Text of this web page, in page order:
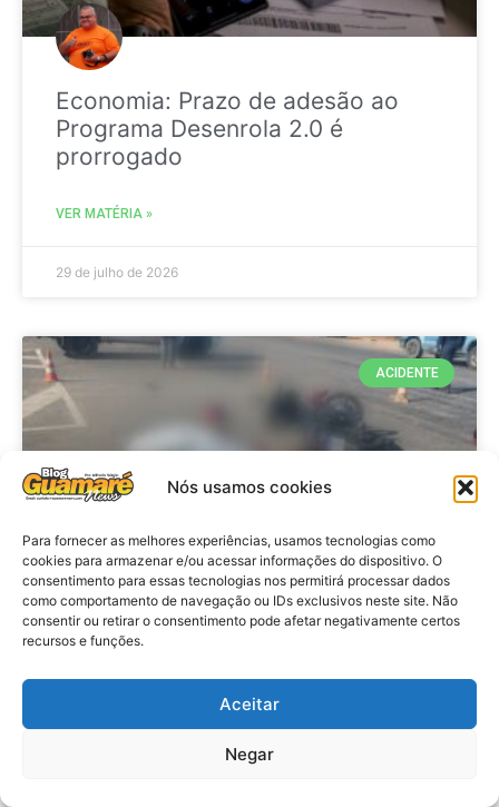
Nós usamos cookies
Para fornecer as melhores experiências, usamos tecnologias como
cookies para armazenar e/ou acessar informações do dispositivo. O
consentimento para essas tecnologias nos permitirá processar dados
como comportamento de navegação ou IDs exclusivos neste site. Não
consentir ou retirar o consentimento pode afetar negativamente certos
recursos e funções.
Aceitar
Negar
Economia: Prazo de adesão ao
Programa Desenrola 2.0 é
prorrogado
VER MATÉRIA »
29 de julho de 2026
ACIDENTE
Acidente: A caminho do trabalho
professora se envolve em
acidente e vai a obito na RN 118
no Alto do Rodrigues, RN